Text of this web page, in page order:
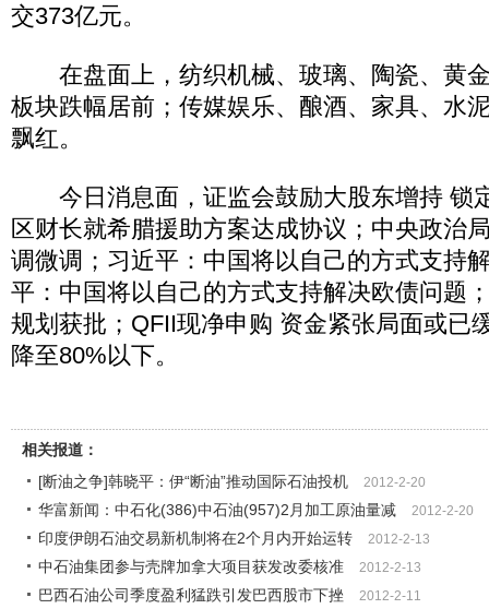
交373亿元。
在盘面上，纺织机械、玻璃、陶瓷、黄
板块跌幅居前；传媒娱乐、酿酒、家具、水
飘红。
今日消息面，证监会鼓励大股东增持 锁
区财长就希腊援助方案达成协议；中央政治
调微调；习近平：中国将以自己的方式支持
平：中国将以自己的方式支持解决欧债问题
规划获批；QFII现净申购 资金紧张局面或已
降至80%以下。
相关报道：
[断油之争]韩晓平：伊“断油”推动国际石油投机
2012-2-20
华富新闻：中石化(386)中石油(957)2月加工原油量减 2012-2-20
印度伊朗石油交易新机制将在2个月内开始运转 2012-2-13
中石油集团参与壳牌加拿大项目获发改委核准 2012-2-13
巴西石油公司季度盈利猛跌引发巴西股市下挫 2012-2-11